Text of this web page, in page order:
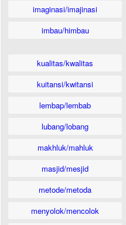
imaginasi/imajinasi
imbau/himbau
kualitas/kwalitas
kuitansi/kwitansi
lembap/lembab
lubang/lobang
makhluk/mahluk
masjid/mesjid
metode/metoda
menyolok/mencolok